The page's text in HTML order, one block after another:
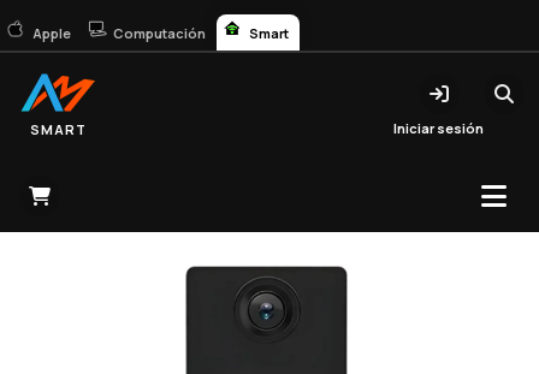
Apple Computación Smart
SMART Iniciar sesión